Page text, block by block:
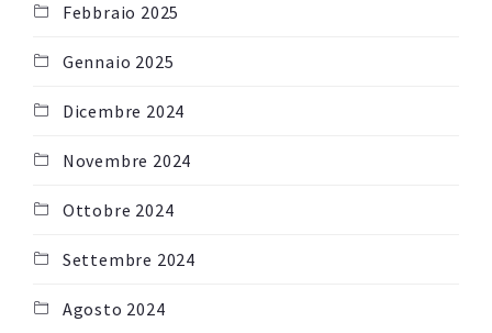
Febbraio 2025
Gennaio 2025
Dicembre 2024
Novembre 2024
Ottobre 2024
Settembre 2024
Agosto 2024